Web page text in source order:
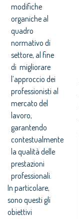
modifiche
organiche al
quadro
normativo di
settore, al fine
di migliorare
l’approccio dei
professionisti al
mercato del
lavoro,
garantendo
contestualmente
la qualità delle
prestazioni
professionali.
In particolare,
sono questi gli
obiettivi